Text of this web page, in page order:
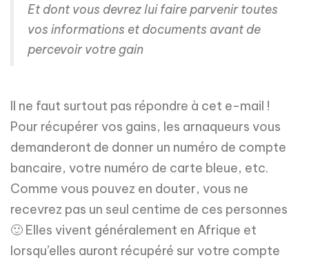
Et dont vous devrez lui faire parvenir toutes
vos informations et documents avant de
percevoir votre gain
Il ne faut surtout pas répondre à cet e-mail !
Pour récupérer vos gains, les arnaqueurs vous
demanderont de donner un numéro de compte
bancaire, votre numéro de carte bleue, etc.
Comme vous pouvez en douter, vous ne
recevrez pas un seul centime de ces personnes
🙂 Elles vivent généralement en Afrique et
lorsqu’elles auront récupéré sur votre compte